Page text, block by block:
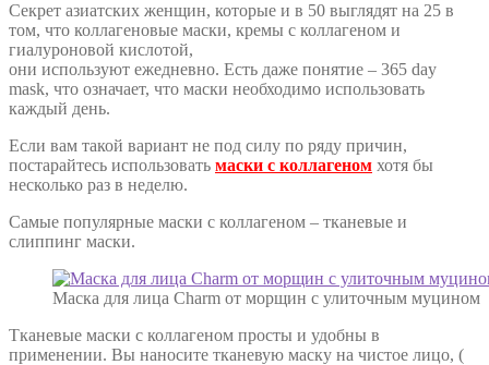
Секрет азиатских женщин, которые и в 50 выглядят на 25 в
том, что коллагеновые маски, кремы с коллагеном и
гиалуроновой кислотой,
они используют ежедневно. Есть даже понятие – 365 day
mask, что означает, что маски необходимо использовать
каждый день.
Если вам такой вариант не под силу по ряду причин,
постарайтесь использовать маски с коллагеном хотя бы
несколько раз в неделю.
Самые популярные маски с коллагеном – тканевые и
слиппинг маски.
Маска для лица Charm от морщин с улиточным муцином
Тканевые маски с коллагеном просты и удобны в
применении. Вы наносите тканевую маску на чистое лицо, (